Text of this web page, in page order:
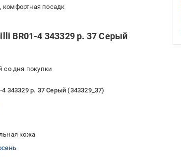
комфортная посадк
BR01-4 343329 р. 37 Серый
со дня покупки
343329 р. 37 Серый (343329_37)
кожа